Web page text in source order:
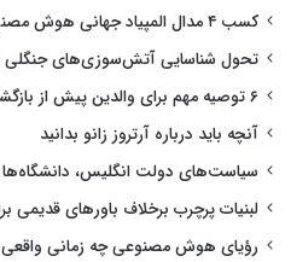
کسب ۴ مدال المپیاد جهانی هوش مصنوعی برای ایران
تحول شناسایی آتش‌سوزی‌های جنگلی
۶ توصیه مهم برای والدین پیش از بازگشایی مدارس
آنچه باید درباره آرتروز زانو بدانید
سیاست‌های دولت انگلیس،
لبنیات پرچرب برخلاف باورهای
رؤیای هوش مصنوعی چه زمانی